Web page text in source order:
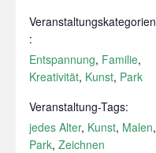
Veranstaltungskategorien
:
Entspannung, Familie,
Kreativität, Kunst, Park
Veranstaltung-Tags:
jedes Alter, Kunst, Malen,
Park, Zeichnen